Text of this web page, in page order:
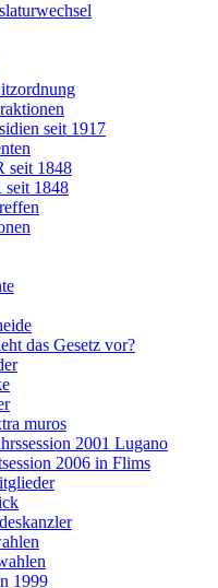
seit 1917
seit 1848
seit 1848
das Gesetz vor?
muros
2001 Lugano
2006 in Flims
1999